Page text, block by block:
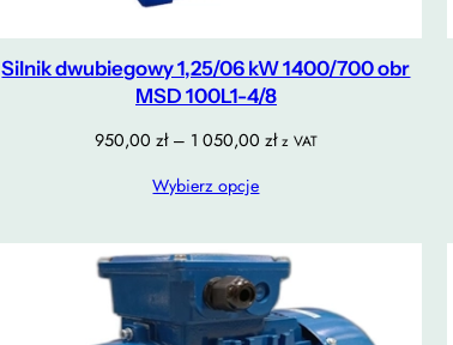
Silnik dwubiegowy 1,25/06 kW 1400/700 obr
MSD 100L1-4/8
950,00 zł – 1 050,00 złZakres
do
1
050,00 zł
z VAT
Wybierz opcje